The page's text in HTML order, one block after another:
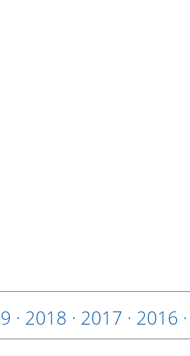
· 2018 · 2017 · 2016 ·